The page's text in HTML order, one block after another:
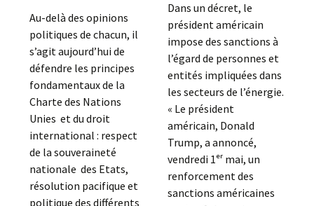
Au-delà des opinions
politiques de chacun, il
s’agit aujourd’hui de
défendre les principes
fondamentaux de la
Charte des Nations
Unies et du droit
international : respect
de la souveraineté
nationale des Etats,
résolution pacifique et
politique des différents
Dans un décret, le
président américain
impose des sanctions à
l’égard de personnes et
entités impliquées dans
les secteurs de l’énergie.
« Le président
américain, Donald
Trump, a annoncé,
vendredi 1ᵉʳ mai, un
renforcement des
sanctions américaines